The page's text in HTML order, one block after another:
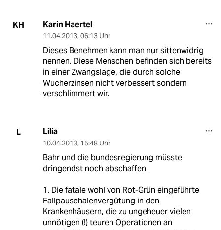
KH Karin Haertel
11.04.2013, 06:13 Uhr
Dieses Benehmen kann man nur sittenwidrig
nennen. Diese Menschen befinden sich bereits
in einer Zwangslage, die durch solche
Wucherzinsen nicht verbessert sondern
verschlimmert wir.
L Lilia
10.04.2013, 15:48 Uhr
Bahr und die bundesregierung müsste
dringendst noch abschaffen:
1. Die fatale wohl von Rot-Grün eingeführte
Fallpauschalenvergütung in den
Krankenhäusern, die zu ungeheuer vielen
unnötigen (!) teuren Operationen an